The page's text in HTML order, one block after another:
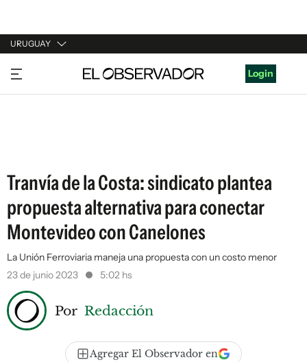
URUGUAY
URUGUAY
ARGENTINA
Login
Tranvía de la Costa: sindicato plantea
propuesta alternativa para conectar
Montevideo con Canelones
La Unión Ferroviaria maneja una propuesta con un costo menor
23 de junio 2023
5:02 hs
Por Redacción
Agregar El Observador en